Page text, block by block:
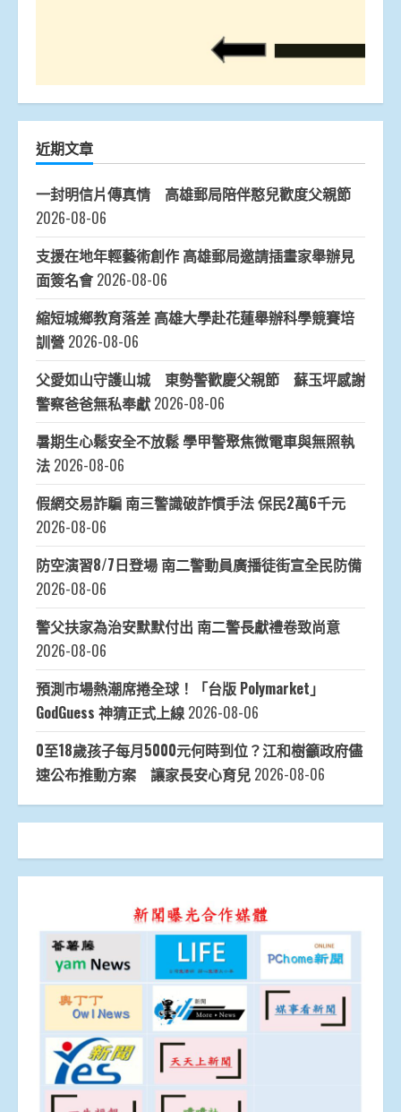
近期文章
一封明信片傳真情 高雄郵局陪伴憨兒歡度父親節
2026-08-06
支援在地年輕藝術創作 高雄郵局邀請插畫家舉辦見
面簽名會 2026-08-06
縮短城鄉教育落差 高雄大學赴花蓮舉辦科學競賽培
訓營 2026-08-06
父愛如山守護山城 東勢警歡慶父親節 蘇玉坪感謝
警察爸爸無私奉獻 2026-08-06
暑期生心鬆安全不放鬆 學甲警聚焦微電車與無照執
法 2026-08-06
假網交易詐騙 南三警識破詐慣手法 保民2萬6千元
2026-08-06
防空演習8/7日登場 南二警動員廣播徒街宣全民防備
2026-08-06
警父扶家為治安默默付出 南二警長獻禮卷致尚意
2026-08-06
預測市場熱潮席捲全球！「台版 Polymarket」
GodGuess 神猜正式上線 2026-08-06
0至18歲孩子每月5000元何時到位？江和樹籲政府儘
速公布推動方案 讓家長安心育兒 2026-08-06